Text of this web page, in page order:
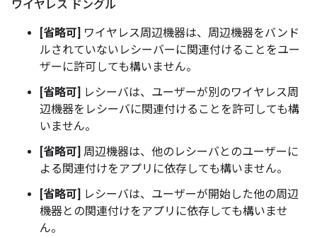
ワイヤレス ドングル
[省略可] ワイヤレス周辺機器は、周辺機器をバンド
ルされていないレシーバーに関連付けることをユー
ザーに許可しても構いません。
[省略可] レシーバは、ユーザーが別のワイヤレス周
辺機器をレシーバに関連付けることを許可しても構
いません。
[省略可] 周辺機器は、他のレシーバとのユーザーに
よる関連付けをアプリに依存しても構いません。
[省略可] レシーバは、ユーザーが開始した他の周辺
機器との関連付けをアプリに依存しても構いませ
ん。